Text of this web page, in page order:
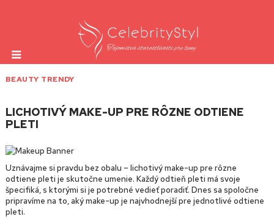
BEAUTY TRENDY
LICHOTIVÝ MAKE-UP PRE RÔZNE ODTIENE
PLETI
Uznávajme si pravdu bez obalu – lichotivý make-up pre rôzne
odtiene pleti je skutočne umenie. Každý odtieň pleti má svoje
špecifiká, s ktorými si je potrebné vedieť poradiť. Dnes sa spoločne
pripravíme na to, aký make-up je najvhodnejší pre jednotlivé odtiene
pleti.